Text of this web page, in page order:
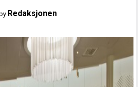
by Redaksjonen